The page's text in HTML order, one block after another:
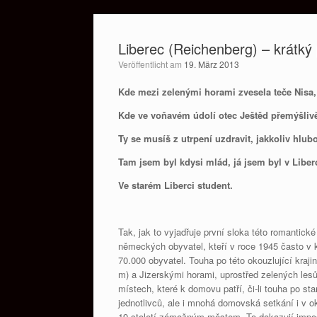
springenLiberec (Reichenberg) –
Veröffentlicht am 19. März 2013
Kde mezi zelenými horami zvesela teče Nisa,
Kde ve voňavém údolí otec Ještěd
Ty se musíš z utrpení uzdravit, jakkoliv
Tam jsem byl kdysi mlád, já jsem byl v
Ve starém Liberci student.
Tak, jak to vyjadřuje první sloka této
německých obyvatel, kteří v roce 1945 často v
70.000 obyvatel. Touha po této okouzlující
m) a Jizerskými horami, uprostřed zelených
místech, které k domovu patří, či-li touha po
jednotlivců, ale i mnohá domovská setkání i v